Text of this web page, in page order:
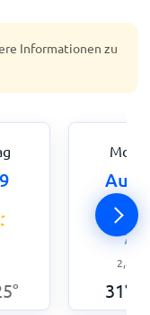
Informationen zu
°
Aug
2,8
31°